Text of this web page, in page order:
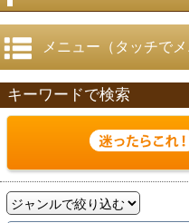
メニュー（タッチでメ
キーワードで検索